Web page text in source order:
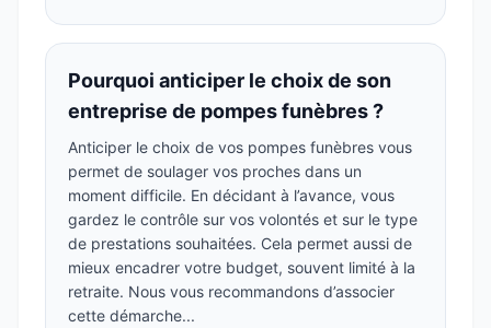
Pourquoi anticiper le choix de son
entreprise de pompes funèbres ?
Anticiper le choix de vos pompes funèbres vous
permet de soulager vos proches dans un
moment difficile. En décidant à l’avance, vous
gardez le contrôle sur vos volontés et sur le type
de prestations souhaitées. Cela permet aussi de
mieux encadrer votre budget, souvent limité à la
retraite. Nous vous recommandons d’associer
cette démarche...